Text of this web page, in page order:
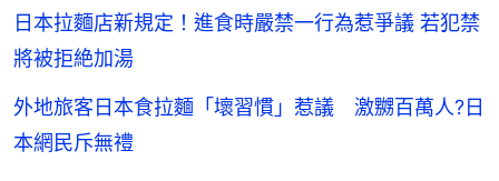
日本拉麵店新規定！進食時嚴禁一行為惹爭議 若犯禁
將被拒絶加湯
外地旅客日本食拉麵「壞習慣」惹議 激嬲百萬人?日
本網民斥無禮